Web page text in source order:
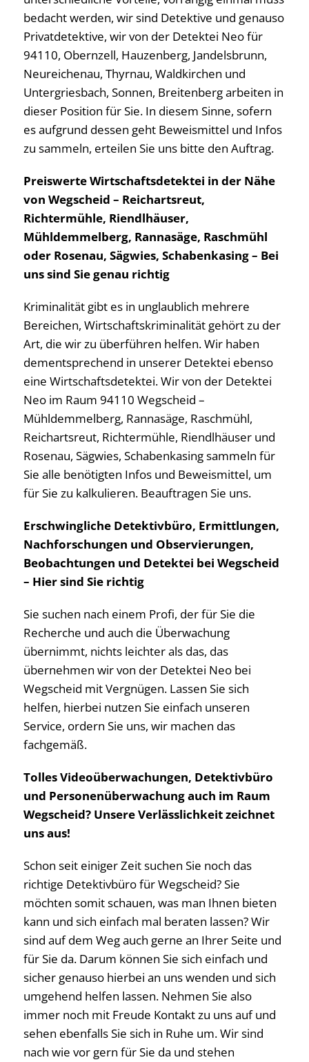
bedacht werden, wir sind Detektive und genauso
Privatdetektive, wir von der Detektei Neo für
94110, Obernzell, Hauzenberg, Jandelsbrunn,
Neureichenau, Thyrnau, Waldkirchen und
Untergriesbach, Sonnen, Breitenberg arbeiten in
dieser Position für Sie. In diesem Sinne, sofern
es aufgrund dessen geht Beweismittel und Infos
zu sammeln, erteilen Sie uns bitte den Auftrag.
Preiswerte Wirtschaftsdetektei in der Nähe
von Wegscheid – Reichartsreut,
Richtermühle, Riendlhäuser,
Mühldemmelberg, Rannasäge, Raschmühl
oder Rosenau, Sägwies, Schabenkasing – Bei
uns sind Sie genau richtig
Kriminalität gibt es in unglaublich mehrere
Bereichen, Wirtschaftskriminalität gehört zu der
Art, die wir zu überführen helfen. Wir haben
dementsprechend in unserer Detektei ebenso
eine Wirtschaftsdetektei. Wir von der Detektei
Neo im Raum 94110 Wegscheid –
Mühldemmelberg, Rannasäge, Raschmühl,
Reichartsreut, Richtermühle, Riendlhäuser und
Rosenau, Sägwies, Schabenkasing sammeln für
Sie alle benötigten Infos und Beweismittel, um
für Sie zu kalkulieren. Beauftragen Sie uns.
Erschwingliche Detektivbüro, Ermittlungen,
Nachforschungen und Observierungen,
Beobachtungen und Detektei bei Wegscheid
– Hier sind Sie richtig
Sie suchen nach einem Profi, der für Sie die
Recherche und auch die Überwachung
übernimmt, nichts leichter als das, das
übernehmen wir von der Detektei Neo bei
Wegscheid mit Vergnügen. Lassen Sie sich
helfen, hierbei nutzen Sie einfach unseren
Service, ordern Sie uns, wir machen das
fachgemäß.
Tolles Videoüberwachungen, Detektivbüro
und Personenüberwachung auch im Raum
Wegscheid? Unsere Verlässlichkeit zeichnet
uns aus!
Schon seit einiger Zeit suchen Sie noch das
richtige Detektivbüro für Wegscheid? Sie
möchten somit schauen, was man Ihnen bieten
kann und sich einfach mal beraten lassen? Wir
sind auf dem Weg auch gerne an Ihrer Seite und
für Sie da. Darum können Sie sich einfach und
sicher genauso hierbei an uns wenden und sich
umgehend helfen lassen. Nehmen Sie also
immer noch mit Freude Kontakt zu uns auf und
sehen ebenfalls Sie sich in Ruhe um. Wir sind
nach wie vor gern für Sie da und stehen